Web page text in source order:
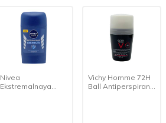
Nivea
Ekstremalnaya
Vichy Homme 72H
Ball Antiperspirant